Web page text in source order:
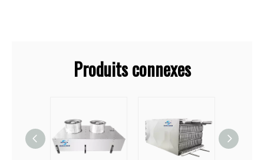
Produits connexes